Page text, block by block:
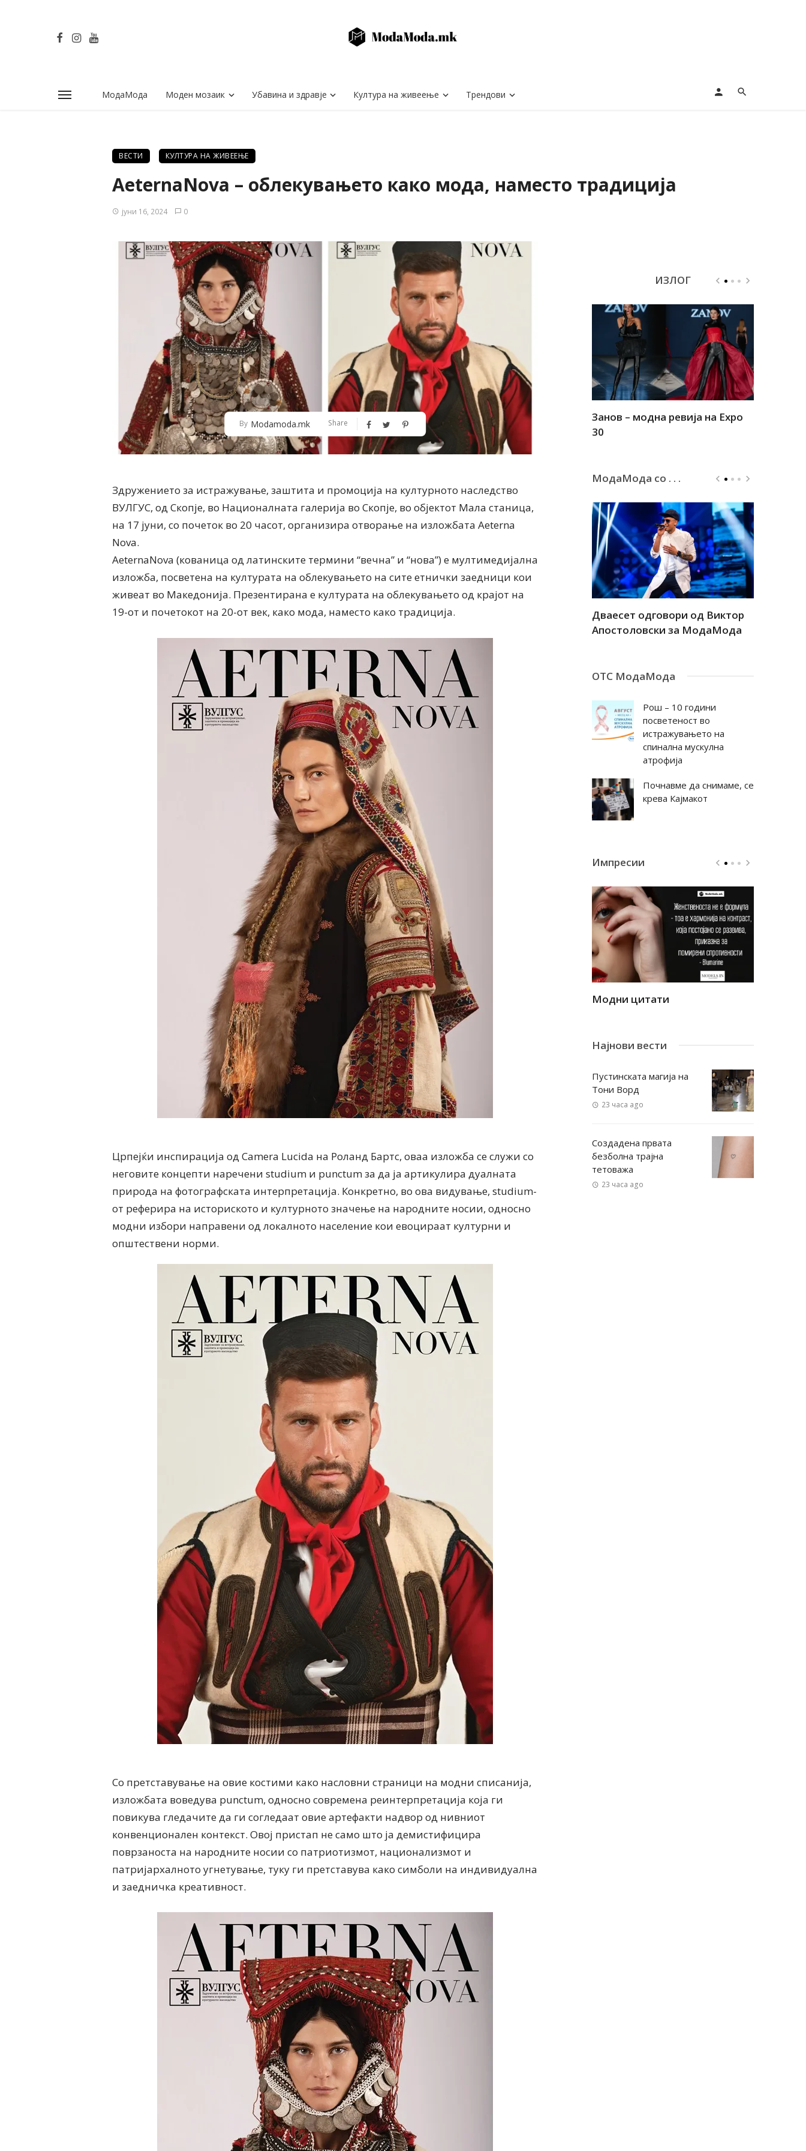
МодаМода Моден мозаик Убавина и здравје Култура на живеење Трендови
ВЕСТИ КУЛТУРА НА ЖИВЕЕЊЕ
AeternaNova – облекувањето како мода, наместо традиција
јуни 16, 2024 0
By Modamoda.mk Share
Здружението за истражување, заштита и промоција на културното наследство
ВУЛГУС, од Скопје, во Националната галерија во Скопје, во објектот Мала станица,
на 17 јуни, со почеток во 20 часот, организира отворање на изложбата Aeterna
Nova.
AeternaNova (кованица од латинските термини “вечна” и “нова”) е мултимедијална
изложба, посветена на културата на облекувањето на сите етнички заедници кои
живеат во Македонија. Презентирана е културата на облекувањето од крајот на
19-от и почетокот на 20-от век, како мода, наместо како традиција.
Црпејќи инспирација од Camera Lucida на Роланд Бартс, оваа изложба се служи со
неговите концепти наречени studium и punctum за да ја артикулира дуалната
природа на фотографската интерпретација. Конкретно, во ова видување, studium-
от реферира на историското и културното значење на народните носии, односно
модни избори направени од локалното население кои евоцираат културни и
општествени норми.
Со претставување на овие костими како насловни страници на модни списанија,
изложбата воведува punctum, односно современа реинтерпретација која ги
повикува гледачите да ги согледаат овие артефакти надвор од нивниот
конвенционален контекст. Овој пристап не само што ја демистифицира
поврзаноста на народните носии со патриотизмот, национализмот и
патријархалното угнетување, туку ги претставува како симболи на индивидуална
и заедничка креативност.
ИЗЛОГ
Алшар – модна ревија на Expo
30
Филигрански обетки
Занов – модна ревија на Expo
30
МодаМода со . . .
Дваесет одговори од Милена Дваесет одговори за
Дваесет одговори од Виктор
Апостоловски за МодаМода
ОТС МодаМода
Рош – 10 години
посветеност во
истражувањето на
спинална мускулна
атрофија
Почнавме да снимаме, се
крева Кајмакот
Импресии
Модни цитати Модни цитати Модни цитати
Најнови вести
Пустинската магија на
Тони Ворд
23 часа ago
Создадена првата
безболна трајна
тетоважа
23 часа ago